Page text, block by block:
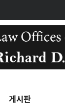
게시판